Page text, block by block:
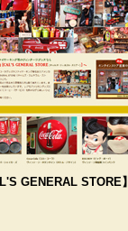
GENERAL STORE】